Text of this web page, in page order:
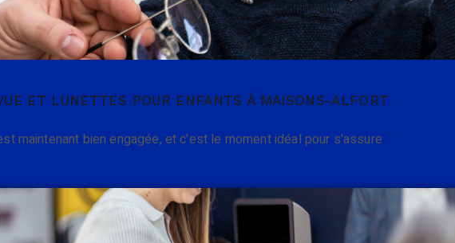
ET LUNETTES POUR ENFANTS À MAISONS-ALFORT
maintenant bien engagée, et c'est le moment idéal pour s'assure